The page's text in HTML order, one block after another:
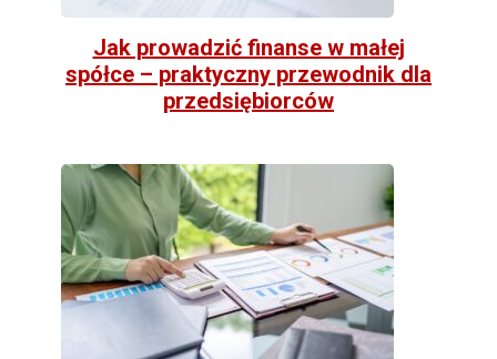
Jak prowadzić finanse w małej
spółce – praktyczny przewodnik dla
przedsiębiorców